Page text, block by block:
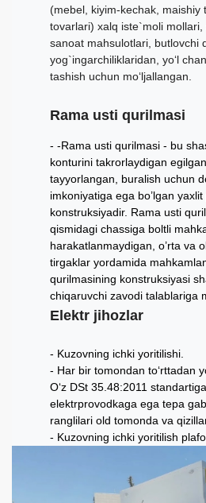
(mebel, kiyim-kechak, maishiy
tovarlari) xalq iste`moli mollari,
sanoat mahsulotlari, butlovchi
yog`ingarchiliklaridan, yo‘l
tashish uchun mo‘ljallangan.
Rama usti qurilmasi
-Rama usti qurilmasi - bu
konturini takrorlaydigan
tayyorlangan, buralish uchun
imkoniyatiga ega bo’lgan
konstruksiyadir. Rama usti
qismidagi chassiga boltli
harakatlanmaydigan, o’rta va
tirgaklar yordamida
qurilmasining konstruksiyasi
chiqaruvchi zavodi talablariga
Elektr jihozlar
Kuzovning ichki yoritilishi.
Har bir tomondan to‘rttadan
O‘z DSt 35.48:2011
elektrprovodkaga ega tepa
ranglilari old tomonda va
Kuzovning ichki yoritilish